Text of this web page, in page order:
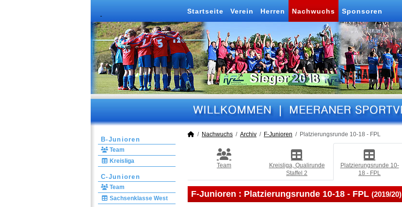
Startseite Verein Herren Nachwuchs Sponsoren
B-Junioren
Team
Kreisliga
C-Junioren
Team
Sachsenklasse West
Nachwuchs Archiv F-Junioren Platzierungsrunde 10-18 - FPL
Team
Kreisliga, Qualirunde
Staffel 2
Platzierungsrunde 10-
18 - FPL
F-Junioren : Platzierungsrunde 10-18 - FPL (2019/20)